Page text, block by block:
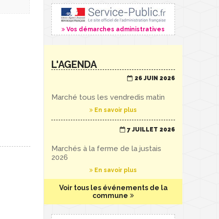
Vos démarches administratives
L'AGENDA
26 JUIN 2026
Marché tous les vendredis matin
En savoir plus
7 JUILLET 2026
Marchés à la ferme de la justais
2026
En savoir plus
Voir tous les événements de la
commune